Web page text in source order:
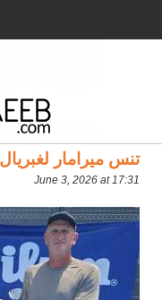
تنس ميرامار
June 3, 2026 at 17:31